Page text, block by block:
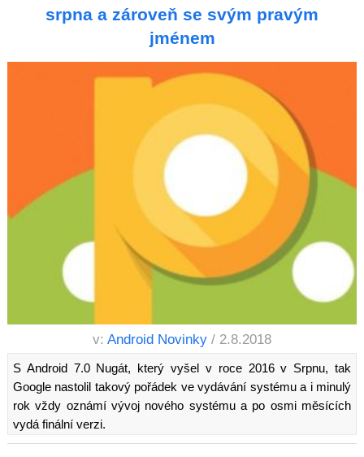
srpna a zároveň se svým pravým
jménem
v: Android Novinky / 2.8.2018
S Android 7.0 Nugát, který vyšel v roce 2016 v Srpnu, tak
Google nastolil takový pořádek ve vydávání systému a i minulý
rok vždy oznámí vývoj nového systému a po osmi měsících
vydá finální verzi.